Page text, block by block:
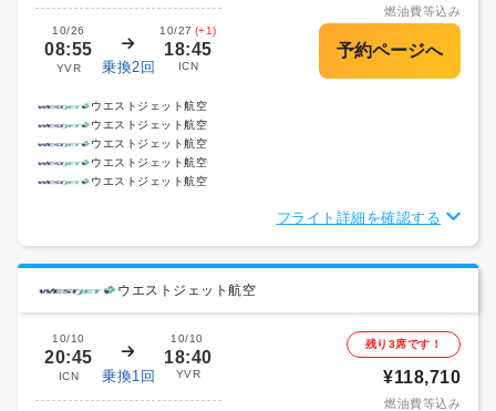
10/26
08:55
YVR 乗換2回
10/27 (+1)
18:45
ICN
燃油費等込み
ウエストジェット航空
ウエストジェット航空
ウエストジェット航空
ウエストジェット航空
ウエストジェット航空
フライト詳細を確認する
ウエストジェット航空
10/10
20:45
ICN 乗換1回
10/10
18:40
YVR
残り3席です！
¥118,710
燃油費等込み